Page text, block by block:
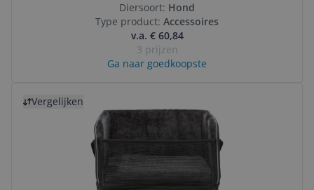
Diersoort: Hond
Type product: Accessoires
v.a. € 60,84
3 prijzen
Ga naar goedkoopste
Vergelijken